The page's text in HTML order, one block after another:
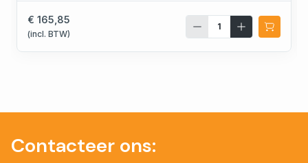
€ 165,85
(incl. BTW)
Contacteer ons: